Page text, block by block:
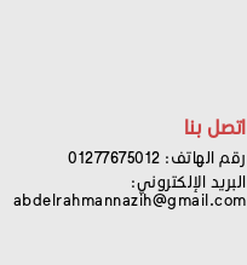
اتصل بنا
رقم الهاتف: 01277675012
البريد الإلكتروني:
abdelrahmannazih@gmail.com